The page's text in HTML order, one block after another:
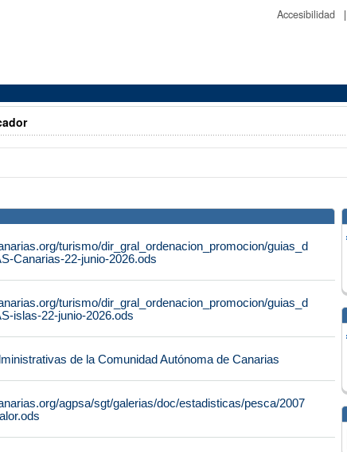
Accesibilidad |
turismo/dir_gral_ordenacion_promocion/guias_d
Canarias-22-junio-2026.ods
turismo/dir_gral_ordenacion_promocion/guias_d
islas-22-junio-2026.ods
de la Comunidad Autónoma de Canarias
agpsa/sgt/galerias/doc/estadisticas/pesca/2007